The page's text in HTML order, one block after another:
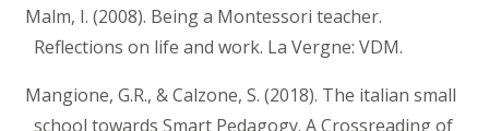
Malm, I. (2008). Being a Montessori teacher.
Reflections on life and work. La Vergne: VDM.
Mangione, G.R., & Calzone, S. (2018). The italian small
school towards Smart Pedagogy. A Crossreading of